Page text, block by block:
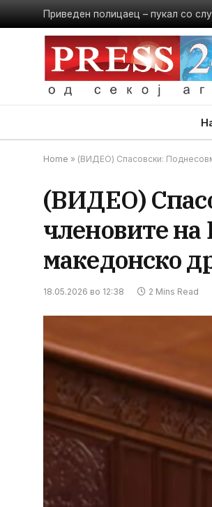
Приведен полицаец – пукал со
Home » (ВИДЕО) Спасовски:
(ВИДЕО)
членовите на
македонско
18.05.2026 во 12:38 2 Mins Read